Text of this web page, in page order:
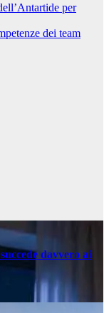
per
dei team
davvero ai